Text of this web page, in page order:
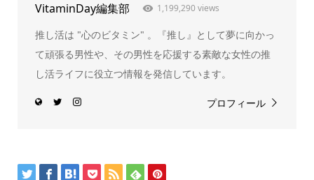
VitaminDay編集部 1,199,290 views
推し活は "心のビタミン" 。『推し』として夢に向かっ
て頑張る男性や、その男性を応援する素敵な女性の推
し活ライフに役立つ情報を発信しています。
プロフィール